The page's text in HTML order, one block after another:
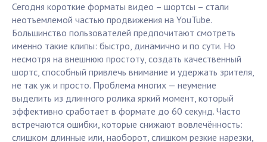
Сегодня короткие форматы видео – шортсы – стали
неотъемлемой частью продвижения на YouTube.
Большинство пользователей предпочитают смотреть
именно такие клипы: быстро, динамично и по сути. Но
несмотря на внешнюю простоту, создать качественный
шортс, способный привлечь внимание и удержать зрителя,
не так уж и просто. Проблема многих — неумение
выделить из длинного ролика яркий момент, который
эффективно сработает в формате до 60 секунд. Часто
встречаются ошибки, которые снижают вовлечённость:
слишком длинные или, наоборот, слишком резкие нарезки,